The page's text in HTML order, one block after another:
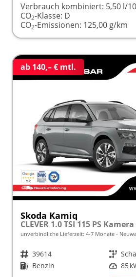
Verbrauch kombiniert: 5,50 l/
CO2-Klasse: D
CO2-Emissionen: 125,00 g/km
ab 140,– € mtl.
Skoda Kamiq
unverbindliche Lieferzeit: 4-7 Monate
Fahrzeugnr. 39614 Getriebe
Kraftstoff Benzin Leistung 85